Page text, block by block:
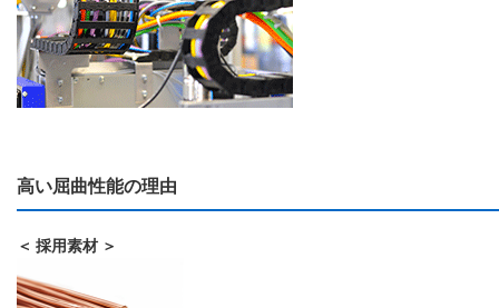
高い屈曲性能の理由
＜ 採用素材 ＞